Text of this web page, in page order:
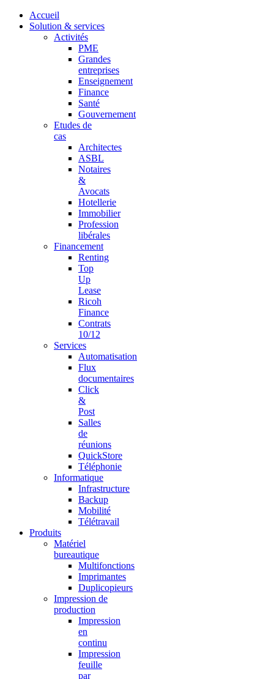
Accueil
Solution & services
Activités
PME
Grandes
entreprises
Enseignement
Finance
Santé
Gouvernement
Etudes de
cas
Architectes
ASBL
Notaires
&
Avocats
Hotellerie
Immobilier
Profession
libérales
Financement
Renting
Top
Up
Lease
Ricoh
Finance
Contrats
10/12
Services
Automatisation
Flux
documentaires
Click
&
Post
Salles
de
réunions
QuickStore
Téléphonie
Informatique
Infrastructure
Backup
Mobilité
Télétravail
Produits
Matériel
bureautique
Multifonctions
Imprimantes
Duplicopieurs
Impression de
production
Impression
en
continu
Impression
feuille
par